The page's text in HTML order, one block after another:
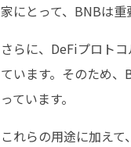
家にとって、BNBは重
さらに、DeFiプロト
ています。そのため
っています。
これらの用途に加え